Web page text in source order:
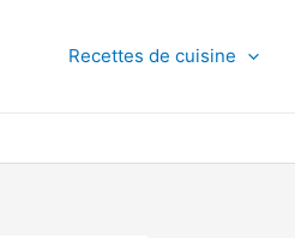
Recettes de cuisine